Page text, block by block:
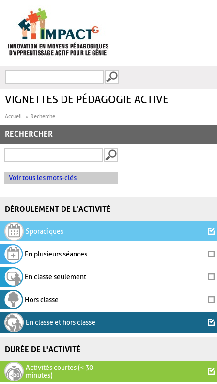
FORMULAIRE DE
VIGNETTES DE PÉDAGOGIE ACTIVE
Accueil Recherche
RECHERCHER
Voir tous les mots-clés
DÉROULEMENT DE L'ACTIVITÉ
Sporadiques
En plusieurs séances
En classe seulement
Hors classe
En classe et hors classe
DURÉE DE L'ACTIVITÉ
Activités courtes (< 30
minutes)